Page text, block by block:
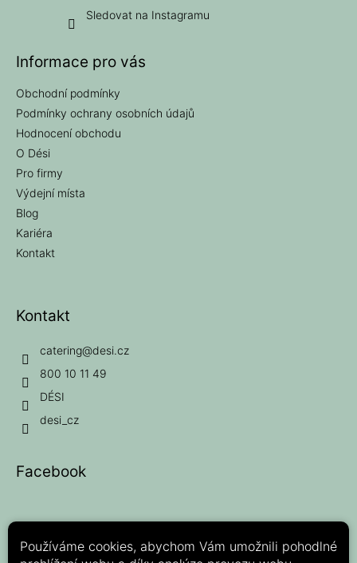
Používáme cookies, abychom Vám umožnili pohodlné
Sledovat na Instagramu
Informace pro vás
Obchodní podmínky
Podmínky ochrany osobních údajů
Hodnocení obchodu
O Dési
Pro firmy
Výdejní místa
Blog
Kariéra
Kontakt
Kontakt
catering@desi.cz
800 10 11 49
DÉSI
desi_cz
Facebook